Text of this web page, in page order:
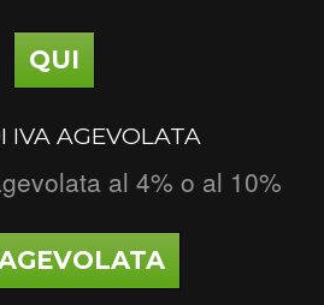
QUI
IVA AGEVOLATA
al 4% o al 10%